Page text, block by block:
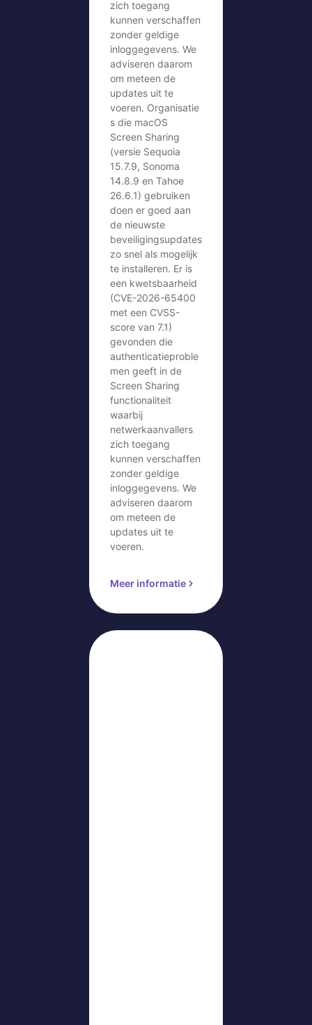
zich toegang
kunnen verschaffen
zonder geldige
inloggegevens. We
adviseren daarom
om meteen de
updates uit te
voeren. Organisatie
s die macOS
Screen Sharing
(versie Sequoia
15.7.9, Sonoma
14.8.9 en Tahoe
26.6.1) gebruiken
doen er goed aan
de nieuwste
beveiligingsupdates
zo snel als mogelijk
te installeren. Er is
een kwetsbaarheid
(CVE-2026-65400
met een CVSS-
score van 7.1)
gevonden die
authenticatieproble
men geeft in de
Screen Sharing
functionaliteit
waarbij
netwerkaanvallers
zich toegang
kunnen verschaffen
zonder geldige
inloggegevens. We
adviseren daarom
om meteen de
updates uit te
voeren.
Meer informatie